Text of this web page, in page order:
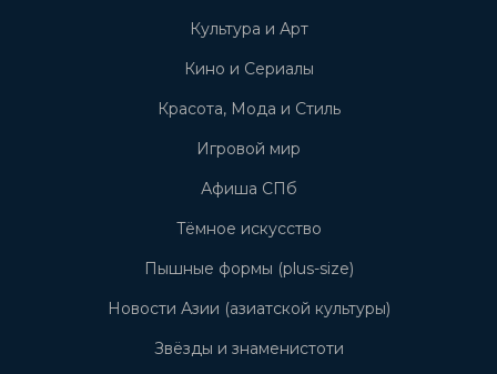
Культура и Арт
Кино и Сериалы
Красота, Мода и Стиль
Игровой мир
Афиша СПб
Тёмное искусство
Пышные формы (plus-size)
Новости Азии (азиатской культуры)
Звёзды и знаменистоти